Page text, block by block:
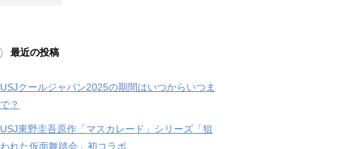
最近の投稿
USJクールジャパン2025の期間はいつからいつま
で？
USJ東野圭吾原作「マスカレード」シリーズ「狙
われた仮面舞踏会」初コラボ